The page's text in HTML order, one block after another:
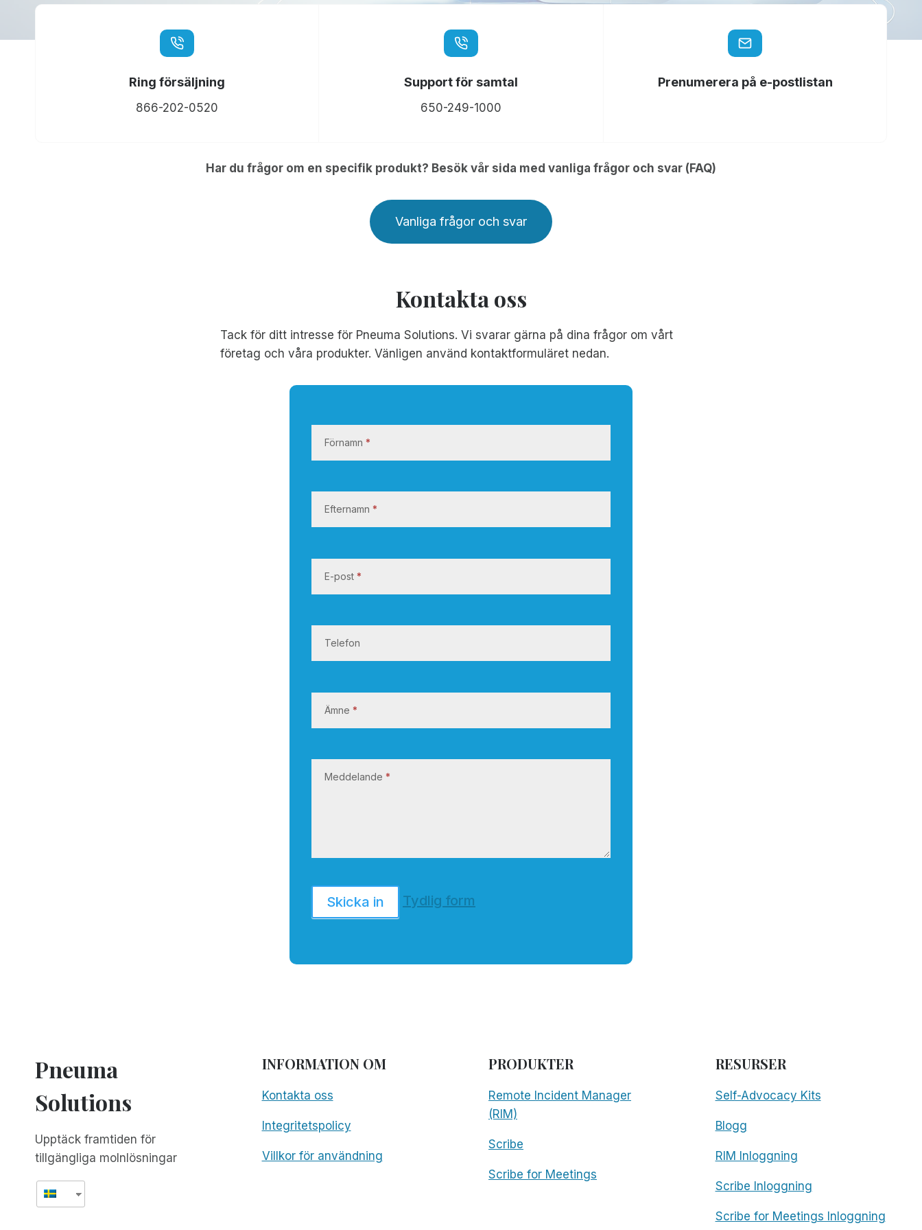
Ring försäljning
866-202-0520
Support för samtal
650-249-1000
Prenumerera på e-postlistan
Har du frågor om en specifik produkt? Besök vår sida med vanliga frågor och svar (FAQ)
Vanliga frågor och svar
Kontakta oss
Tack för ditt intresse för Pneuma Solutions. Vi svarar gärna på dina frågor om vårt
företag och våra produkter. Vänligen använd kontaktformuläret nedan.
a
t
Förnamn *
Efternamn *
E-post *
Telefon
Ämne *
Meddelande *
Skicka in Tydlig form
Pneuma
Solutions
Upptäck framtiden för
tillgängliga molnlösningar
INFORMATION OM
Kontakta oss
Integritetspolicy
Villkor för användning
PRODUKTER
Remote Incident Manager
(RIM)
Scribe
Scribe for Meetings
RESURSER
Self-Advocacy Kits
Blogg
RIM Inloggning
Scribe Inloggning
Scribe for Meetings Inloggning